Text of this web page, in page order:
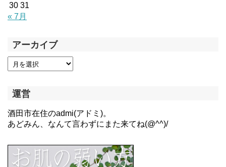
30 31
« 7月
アーカイブ
運営
酒田市在住のadmi(アドミ)。
あどみん、なんて言わずにまた来てね(@^^)/